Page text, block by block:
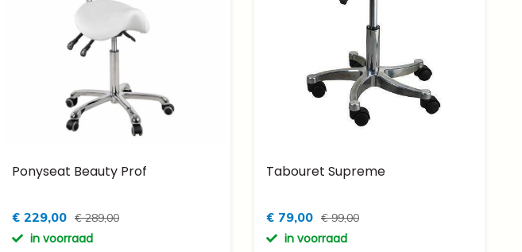
Ponyseat Beauty Prof
€ 229,00 € 289,00
in voorraad
Tabouret Supreme
€ 79,00 € 99,00
in voorraad